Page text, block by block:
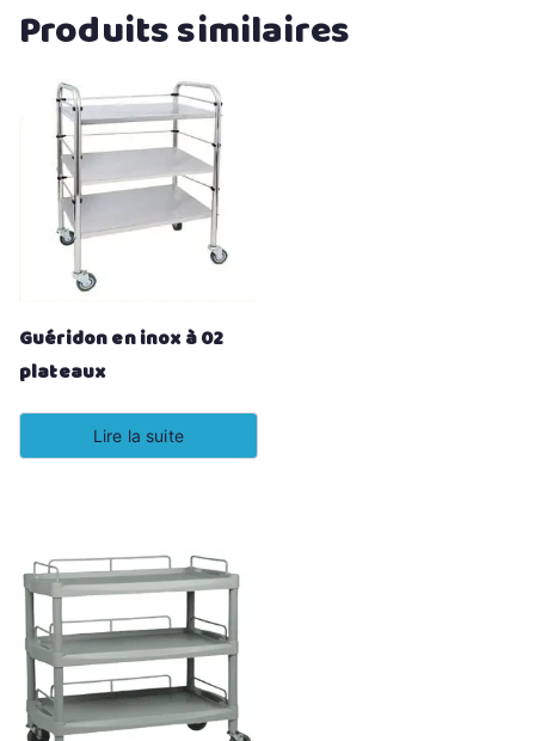
Produits similaires
Guéridon en inox à 02
plateaux
Lire la suite